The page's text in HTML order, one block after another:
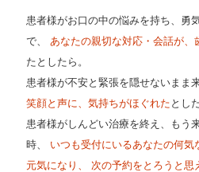
患者様がお口の中の悩みを持ち、勇
で、 あなたの親切な対応・会話が、
たとしたら。
患者様が不安と緊張を隠せないまま
笑顔と声に、気持ちがほぐれた とし
患者様がしんどい治療を終え、もう
時、 いつも受付にいるあなたの何
元気になり、 次の予約をとろうと思